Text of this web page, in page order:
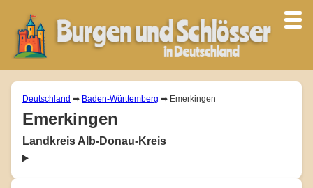
Deutschland ➡ Baden-Württemberg ➡ Emerkingen
Emerkingen
Landkreis Alb-Donau-Kreis